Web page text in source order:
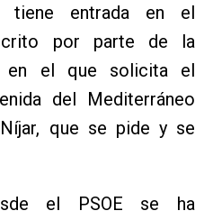
tiene entrada en el
por parte de la
en el que solicita el
del Mediterráneo
que se pide y se
el PSOE se ha